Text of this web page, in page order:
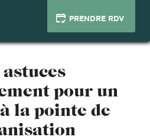
PRENDRE RDV
pour un
la pointe de